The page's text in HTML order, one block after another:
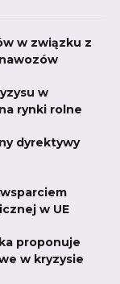
w związku z
w
rynki rolne
dyrektywy
w UE
proponuje
w kryzysie